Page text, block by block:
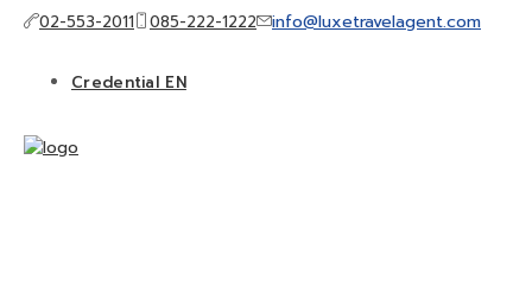
02-553-2011 085-222-1222 info@luxetravelagent.com
Credential EN